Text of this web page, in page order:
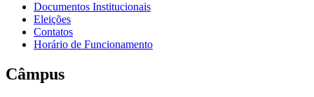
Documentos Institucionais
Eleições
Contatos
Horário de Funcionamento
Câmpus